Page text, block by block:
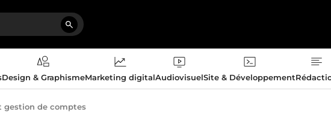
Design & GraphismeMarketing digitalAudiovisuelSite & Développement
gestion de comptes